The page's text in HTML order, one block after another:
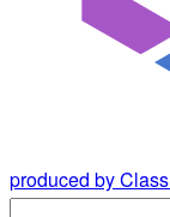
produced by